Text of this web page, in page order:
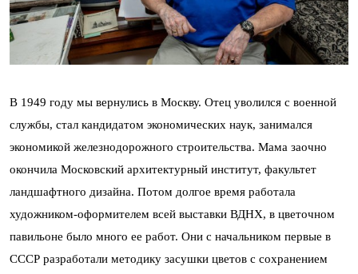
В 1949 году мы вернулись в Москву. Отец уволился с военной
службы, стал кандидатом экономических наук, занимался
экономикой железнодорожного строительства. Мама заочно
окончила Московский архитектурный институт, факультет
ландшафтного дизайна. Потом долгое время работала
художником-оформителем всей выставки ВДНХ, в цветочном
павильоне было много ее работ. Они с начальником первые в
СССР разработали методику засушки цветов с сохранением